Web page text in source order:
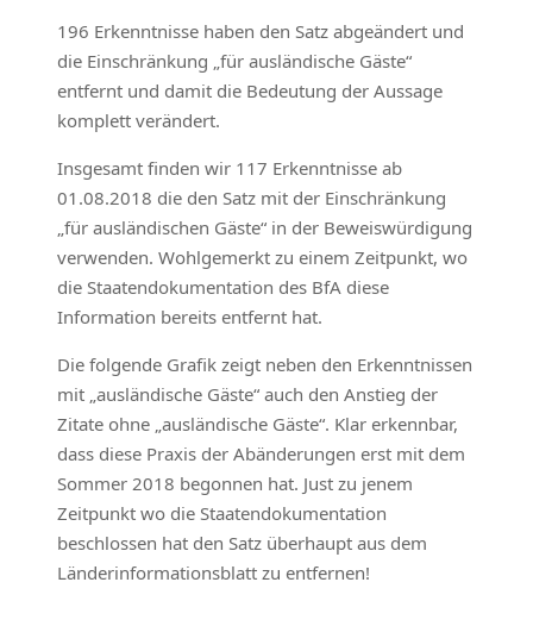
196 Erkenntnisse haben den Satz abgeändert und
die Einschränkung „für ausländische Gäste“
entfernt und damit die Bedeutung der Aussage
komplett verändert.
Insgesamt finden wir 117 Erkenntnisse ab
01.08.2018 die den Satz mit der Einschränkung
„für ausländischen Gäste“ in der Beweiswürdigung
verwenden. Wohlgemerkt zu einem Zeitpunkt, wo
die Staatendokumentation des BfA diese
Information bereits entfernt hat.
Die folgende Grafik zeigt neben den Erkenntnissen
mit „ausländische Gäste“ auch den Anstieg der
Zitate ohne „ausländische Gäste“. Klar erkennbar,
dass diese Praxis der Abänderungen erst mit dem
Sommer 2018 begonnen hat. Just zu jenem
Zeitpunkt wo die Staatendokumentation
beschlossen hat den Satz überhaupt aus dem
Länderinformationsblatt zu entfernen!